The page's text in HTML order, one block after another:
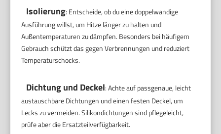
Isolierung: Entscheide, ob du eine doppelwandige
Ausführung willst, um Hitze länger zu halten und
Außentemperaturen zu dämpfen. Besonders bei häufigem
Gebrauch schützt das gegen Verbrennungen und reduziert
Temperaturschocks.
Dichtung und Deckel: Achte auf passgenaue, leicht
austauschbare Dichtungen und einen festen Deckel, um
Lecks zu vermeiden. Silikondichtungen sind pflegeleicht,
prüfe aber die Ersatzteilverfügbarkeit.